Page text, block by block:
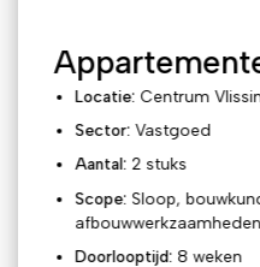
Locatie:Centrum
Sector:Vastgoed
Aantal:2 stuks
Scope: Sloop,
Doorlooptijd:8 weken